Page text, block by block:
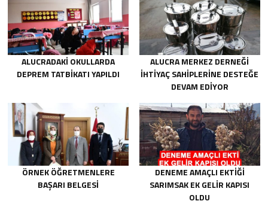
ALUCRADAKI OKULLARDA
DEPREM TATBIKATI YAPILDI
ALUCRA MERKEZ DERNEĞI
İHTIYAÇ SAHIPLERINE DESTEĞE
DEVAM EDIYOR
ÖRNEK ÖĞRETMENLERE
BAŞARI BELGESI
DENEME AMAÇLI EKTIĞI
SARIMSAK EK GELIR KAPISI
OLDU